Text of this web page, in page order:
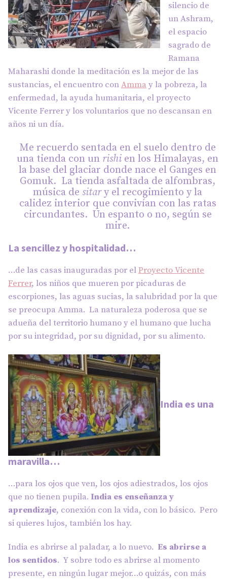
silencio de
un Ashram,
el espacio
sagrado de
Ramana
Maharashi donde la meditación es la mejor de las
sustancias, el encuentro conAmmay la pobreza, la
enfermedad, la ayuda humanitaria, el proyecto
Vicente Ferrer y los voluntarios que no descansan en
años ni un día.
Me recuerdo sentada en el suelo dentro de
una tienda con un rishi en los Himalayas, en
la base del glaciar donde nace el Ganges en
Gomuk. La tienda asfaltada de alfombras,
música de sitary el recogimiento y la
calidez interior que convivían con las ratas
circundantes. Un espanto o no, según se
mire.
La sencillez y hospitalidad…
…de las casas inauguradas por elProyecto Vicente
Ferrer, los niños que mueren por picaduras de
escorpiones, las aguas sucias, la salubridad por la que
se preocupa Amma. La naturaleza poderosa que se
adueña del territorio humano y el humano que lucha
por su integridad, por su dignidad, por su alimento.
India es una
maravilla…
…para los ojos que ven, los ojos adiestrados, los ojos
que no tienen pupila. India es enseñanza y
aprendizaje, conexión con la vida, con lo básico. Pero
si quieres lujos, también los hay.
India es abrirse al paladar, a lo nuevo. Es abrirse a
los sentidos. Y sobre todo es abrirse al momento
presente, en ningún lugar mejor…o quizás, con más